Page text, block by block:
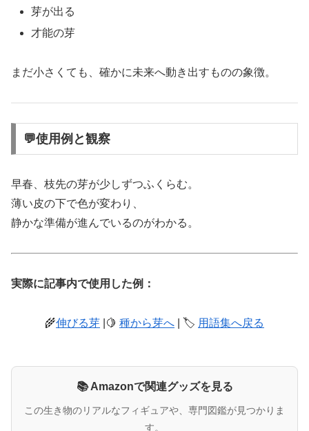
芽が出る
才能の芽
まだ小さくても、確かに未来へ動き出すものの象徴。
💬使用例と観察
早春、枝先の芽が少しずつふくらむ。
薄い皮の下で色が変わり、
静かな準備が進んでいるのがわかる。
実際に記事内で使用した例：
🌾伸びる芽 |🍋 種から芽へ | 🏷️ 用語集へ戻る
📚 Amazonで関連グッズを見る
この生き物のリアルなフィギュアや、専門図鑑が見つかりま
す。